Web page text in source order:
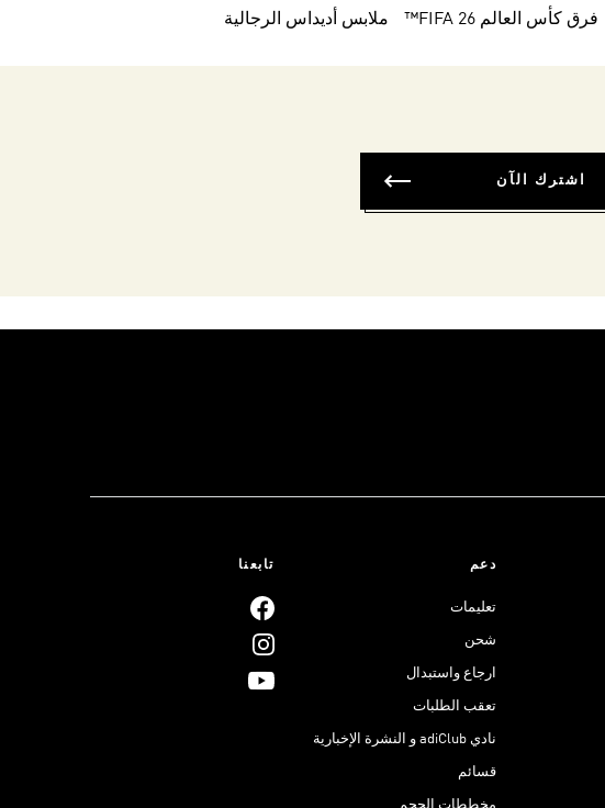
فرق كأس العالم FIFA 26™ ملابس أديداس الرجالية
اشترك الآن
دعم
تعليمات
شحن
ارجاع واستبدال
تعقب الطلبات
نادي adiClub و النشرة الإخبارية
قسائم
تابعنا